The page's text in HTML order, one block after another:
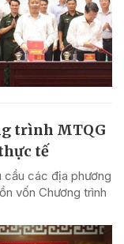
trình MTQG
tế
cầu các địa phương
vốn Chương trình